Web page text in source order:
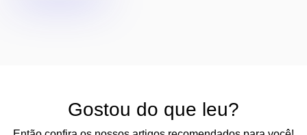
Gostou do que leu?